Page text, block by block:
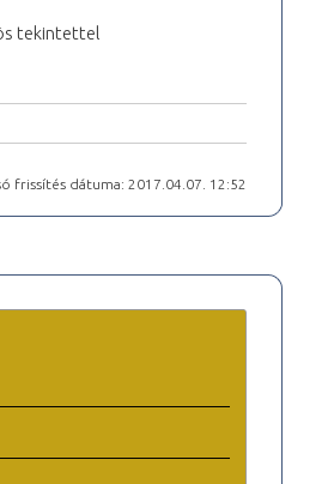
tekintettel
frissítés dátuma: 2017.04.07. 12:52